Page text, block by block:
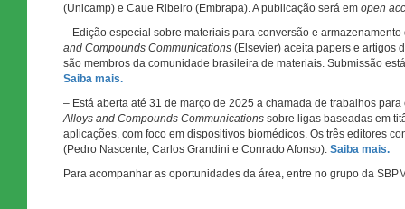
(Unicamp) e Caue Ribeiro (Embrapa). A publicação será em open
– Edição especial sobre materiais para conversão e
and Compounds Communications (Elsevier) aceita papers e artigos
são membros da comunidade brasileira de materiais. Submissão
Saiba mais.
– Está aberta até 31 de março de 2025 a chamada de trabalhos
Alloys and Compounds Communications sobre ligas baseadas em
aplicações, com foco em dispositivos biomédicos. Os três editores
(Pedro Nascente, Carlos Grandini e Conrado Afonso). Saiba mais.
Para acompanhar as oportunidades da área, entre no grupo da